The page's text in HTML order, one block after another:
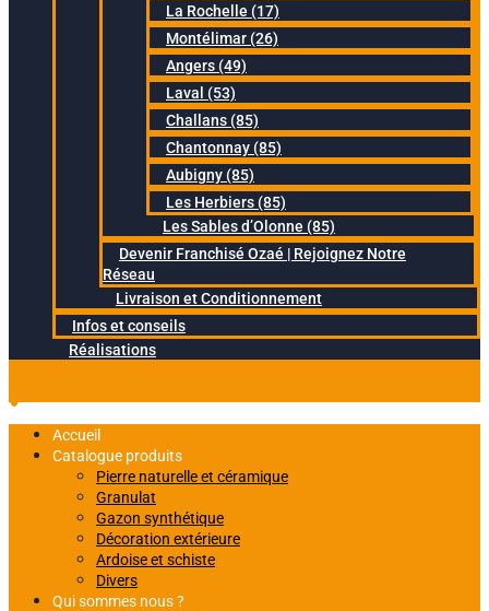
La Rochelle (17)
Montélimar (26)
Angers (49)
Laval (53)
Challans (85)
Chantonnay (85)
Aubigny (85)
Les Herbiers (85)
Les Sables d’Olonne (85)
Devenir Franchisé Ozaé | Rejoignez Notre
Réseau
Livraison et Conditionnement
Infos et conseils
Réalisations
Accueil
Catalogue produits
Pierre naturelle et céramique
Granulat
Gazon synthétique
Décoration extérieure
Ardoise et schiste
Divers
Qui sommes nous ?